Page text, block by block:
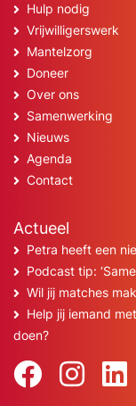
Hulp nodig
Vrijwilligerswerk
Mantelzorg
Doneer
Over ons
Samenwerking
Nieuws
Agenda
Contact
Actueel
Petra heeft een
Podcast tip:
Wil jij matches
Help jij iemand
doen?